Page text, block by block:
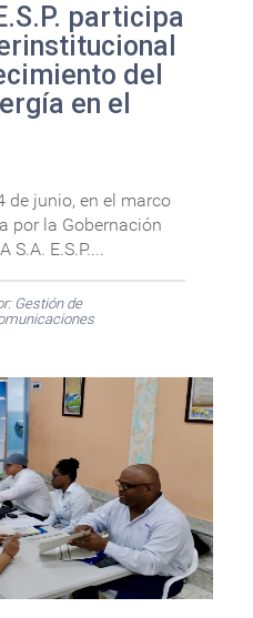
participa
del
en el
de junio, en el marco
por la Gobernación
S.A. E.S.P....
Gestión de